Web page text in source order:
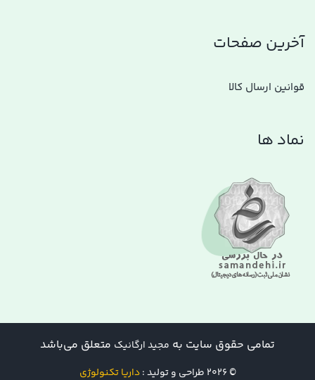
آخرین صفحات
قوانین ارسال کالا
نماد ها
تمامی حقوق سایت بهمجید ارگانیکمتعلق می‌باشد
© 2026 طراحی و تولید : داریا تکنولوژی